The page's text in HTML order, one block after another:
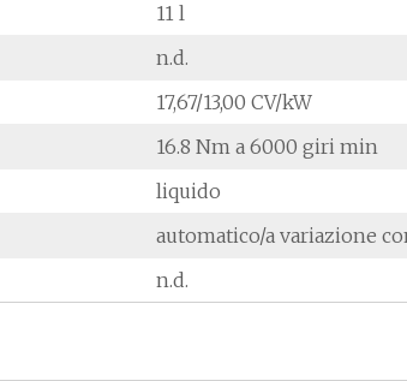
11 l
n.d.
17,67/13,00 CV/kW
16.8 Nm a 6000 giri min
liquido
automatico/a variazione
n.d.